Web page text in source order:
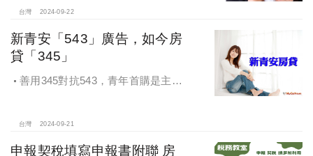
台灣 2024-09-22
新青安「543」廣告，如今房
貸「345」
善用345對抗543，青年首購是主
市場回歸正軌，投資客無利可圖，是
政府部門應該有的配套。
台灣 2024-09-21
申報契稅填寫申報書附聯 房